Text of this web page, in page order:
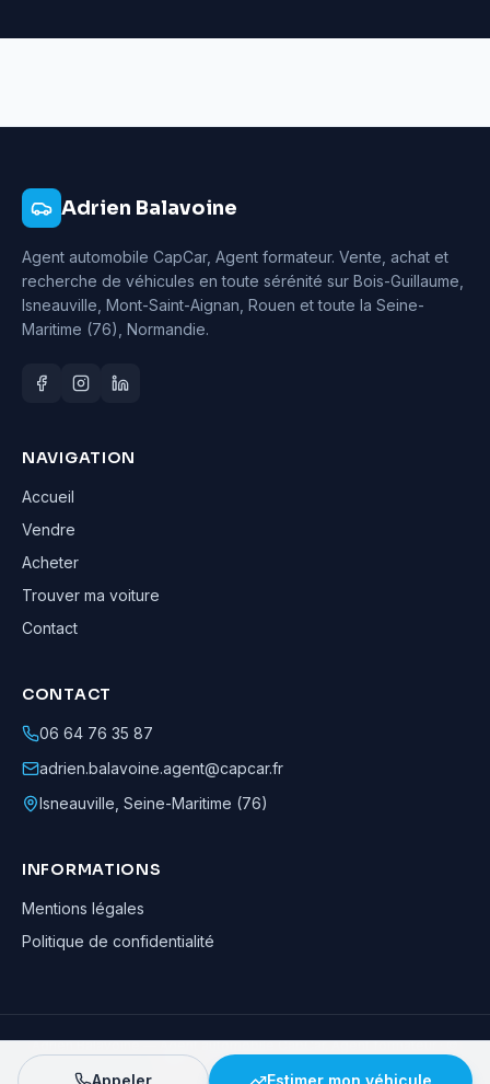
Adrien Balavoine
Agent automobile CapCar, Agent formateur. Vente, achat et
recherche de véhicules en toute sérénité sur Bois-Guillaume,
Isneauville, Mont-Saint-Aignan, Rouen et toute la Seine-
Maritime (76), Normandie.
NAVIGATION
Accueil
Vendre
Acheter
Trouver ma voiture
Contact
CONTACT
06 64 76 35 87
adrien.balavoine.agent@capcar.fr
Isneauville Seine-Maritime (76)
INFORMATIONS
Mentions légales
Politique de confidentialité
Adrien Balavoine—Agent automobile CapCar, Agent formateur· ©
· Tous droits réservés
Appeler Estimer mon véhicule